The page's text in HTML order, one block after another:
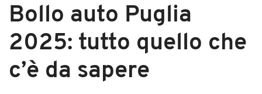
Bollo auto Puglia
2025: tutto quello che
c’è da sapere